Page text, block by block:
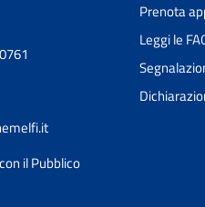
il Pubblico
Prenota
Leggi le